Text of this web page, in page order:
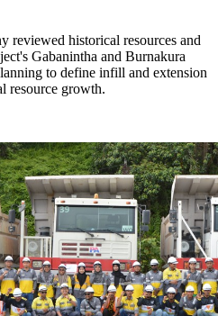
reviewed historical resources and
Gabanintha and Burnakura
to define infill and extension
resource growth.